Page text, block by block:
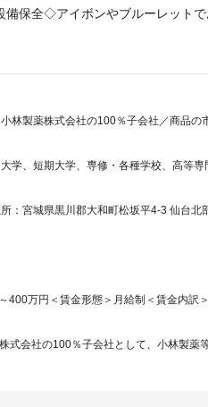
保全◇アイボンやブルーレットで
林製薬株式会社の100％子会社／商品
学、短期大学、専修・各種学校、高等
：宮城県黒川郡大和町松坂平4-3 仙台北
400万円＜賃金形態＞月給制＜賃金内訳
式会社の100％子会社として、小林製薬